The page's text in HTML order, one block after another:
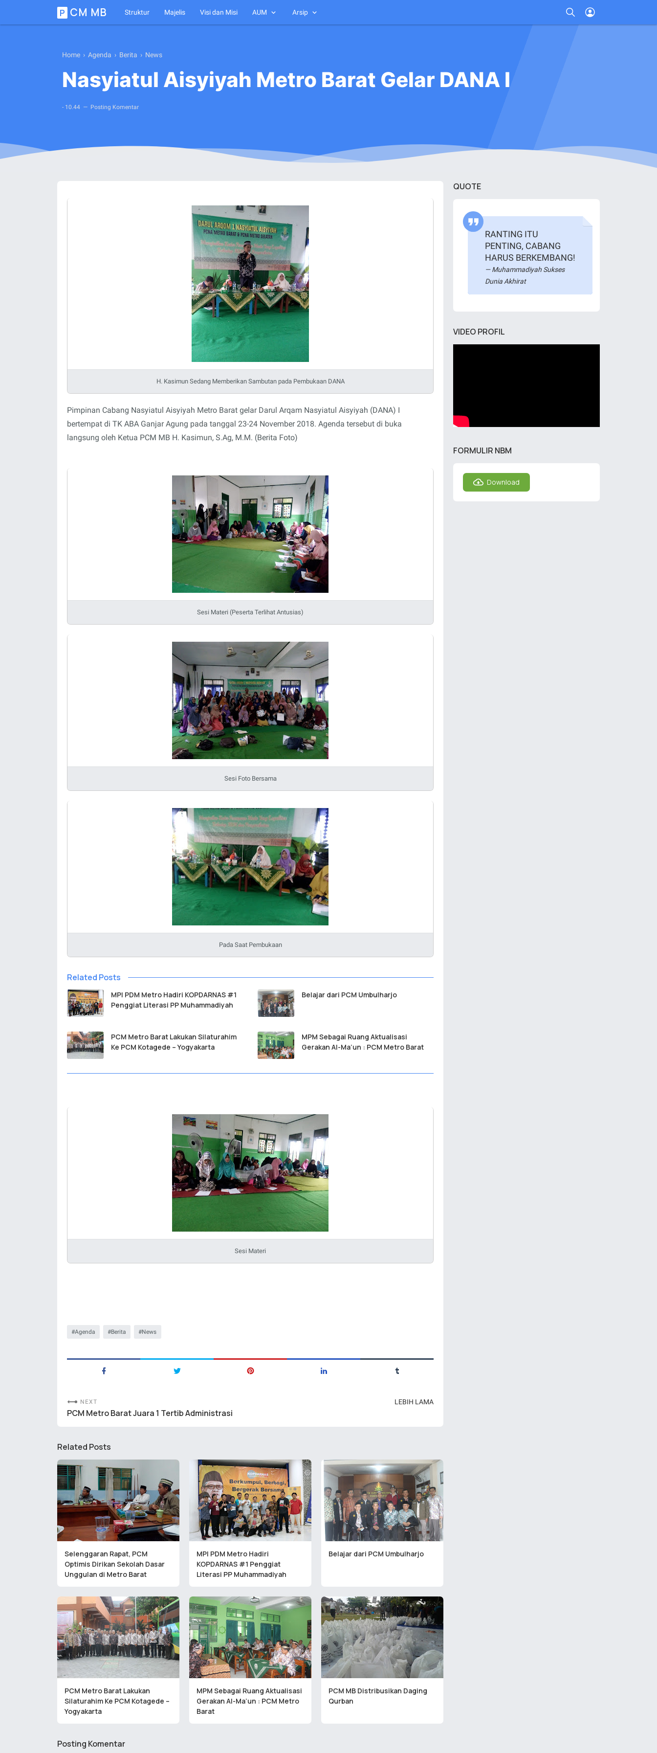
P CM MB Struktur Majelis Visi dan Misi AUM Arsip
Home › Agenda › Berita › News
Nasyiatul Aisyiyah Metro Barat Gelar DANA I
- 10.44 Posting Komentar
H. Kasimun Sedang Memberikan Sambutan pada Pembukaan DANA
Pimpinan Cabang Nasyiatul Aisyiyah Metro Barat gelar Darul Arqam Nasyiatul Aisyiyah (DANA) I
bertempat di TK ABA Ganjar Agung pada tanggal 23-24 November 2018. Agenda tersebut di buka
langsung oleh Ketua PCM MB H. Kasimun, S.Ag, M.M. (Berita Foto)
Sesi Materi (Peserta Terlihat Antusias)
Sesi Foto Bersama
Pada Saat Pembukaan
Related Posts
MPI PDM Metro Hadiri KOPDARNAS #1
Penggiat Literasi PP Muhammadiyah
Belajar dari PCM Umbulharjo
PCM Metro Barat Lakukan Silaturahim
Ke PCM Kotagede – Yogyakarta
MPM Sebagai Ruang Aktualisasi
Gerakan Al-Ma’un : PCM Metro Barat
Sesi Materi
Agenda Berita News
NEXT
PCM Metro Barat Juara 1 Tertib Administrasi
LEBIH LAMA
Related Posts
Selenggaran Rapat, PCM
Optimis Dirikan Sekolah Dasar
Unggulan di Metro Barat
MPI PDM Metro Hadiri
KOPDARNAS #1 Penggiat
Literasi PP Muhammadiyah
Belajar dari PCM Umbulharjo
PCM Metro Barat Lakukan
Silaturahim Ke PCM Kotagede –
Yogyakarta
MPM Sebagai Ruang Aktualisasi
Gerakan Al-Ma’un : PCM Metro
Barat
PCM MB Distribusikan Daging
Qurban
Posting Komentar
QUOTE
RANTING ITU
PENTING, CABANG
HARUS BERKEMBANG!
Muhammadiyah Sukses
Dunia Akhirat
VIDEO PROFIL
FORMULIR NBM
Download